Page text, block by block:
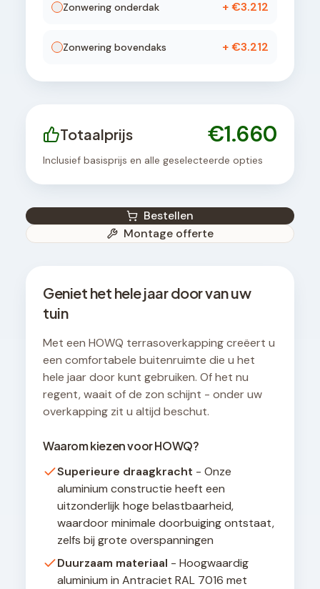
Zonwering onderdak + €3.212
Zonwering bovendaks + €3.212
Totaalprijs €1.660
Inclusief basisprijs en alle geselecteerde opties
Bestellen
Montage offerte
Geniet het hele jaar door van uw
tuin
Met een HOWQ terrasoverkapping creëert u
een comfortabele buitenruimte die u het
hele jaar door kunt gebruiken. Of het nu
regent, waait of de zon schijnt - onder uw
overkapping zit u altijd beschut.
Waarom kiezen voor HOWQ?
Superieure draagkracht - Onze
aluminium constructie heeft een
uitzonderlijk hoge belastbaarheid,
waardoor minimale doorbuiging ontstaat,
zelfs bij grote overspanningen
Duurzaam materiaal - Hoogwaardig
aluminium in Antraciet RAL 7016 met